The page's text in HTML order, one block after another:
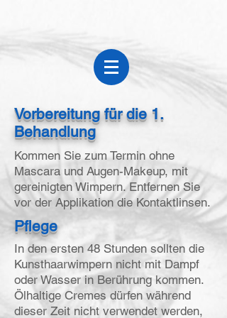
Vorbereitung für die 1.
Behandlung
Kommen Sie zum Termin ohne
Mascara und Augen-Makeup, mit
gereinigten Wimpern. Entfernen Sie
vor der Applikation die Kontaktlinsen.
Pflege
In den ersten 48 Stunden sollten die
Kunsthaarwimpern nicht mit Dampf
oder Wasser in Berührung kommen.
Ölhaltige Cremes dürfen während
dieser Zeit nicht verwendet werden,